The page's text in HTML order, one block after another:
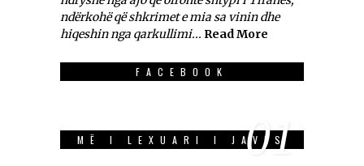
ndërkohë që shkrimet e mia sa vinin dhe
hiqeshin nga qarkullimi... Read More
FACEBOOK
MË I LEXUARI I JAVES
01